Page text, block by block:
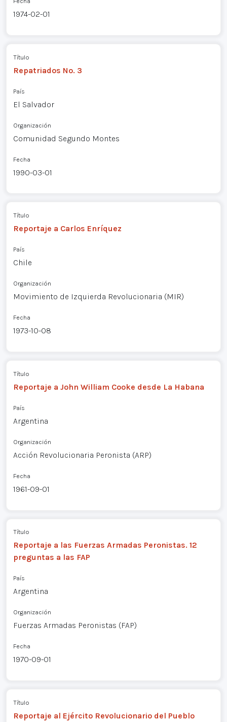
1974-02-01
Título
Repatriados No. 3
País
El Salvador
Organización
Comunidad Segundo Montes
Fecha
1990-03-01
Título
Reportaje a Carlos Enríquez
País
Chile
Organización
Movimiento de Izquierda Revolucionaria (MIR)
Fecha
1973-10-08
Título
Reportaje a John William Cooke desde La Habana
País
Argentina
Organización
Acción Revolucionaria Peronista (ARP)
Fecha
1961-09-01
Título
Reportaje a las Fuerzas Armadas Peronistas. 12
preguntas a las FAP
País
Argentina
Organización
Fuerzas Armadas Peronistas (FAP)
Fecha
1970-09-01
Título
Reportaje al Ejército Revolucionario del Pueblo